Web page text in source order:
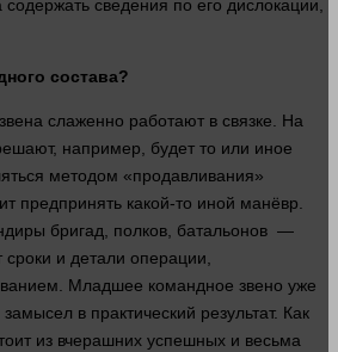
сведения по его дислокации,
состава?
слаженно работают в связке. На
например , будет то или иное
методом «продавливания»
предпринять какой-то иной манёвр.
бригад, полков, батальонов —
и детали операции,
Младшее командное звено уже
в практический результат. Как
из вчерашних успешных и весьма